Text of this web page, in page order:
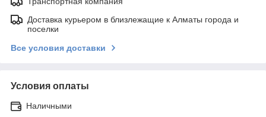
Доставка курьером в близлежащие к Алматы города и
поселки
Все условия доставки
Условия оплаты
Наличными